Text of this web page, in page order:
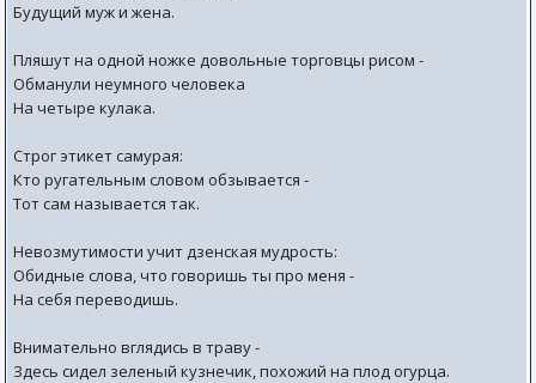
Будущий муж и жена.
Пляшут на одной ножке довольные торговцы рисом -
Обманули неумного человека
На четыре кулака.
Строг этикет самурая:
Кто ругательным словом обзывается -
Тот сам называется так.
Невозмутимости учит дзенская мудрость:
Обидные слова, что говоришь ты про меня -
На себя переводишь.
Внимательно вглядись в траву -
Здесь сидел зеленый кузнечик, похожий на плод огурца.